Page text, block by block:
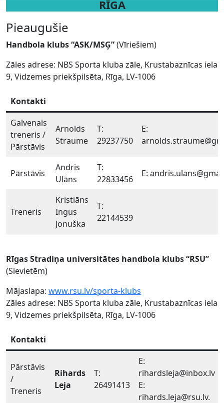
RĪGA
Pieaugušie
Handbola klubs “ASK/MSĢ”(Vīriešiem)
Zāles adrese: NBS Sporta kluba zāle, Krustabaznīcas iela
9, Vidzemes priekšpilsēta, Rīga, LV-1006
Kontakti
Galvenais
treneris /
Pārstāvis
Arnolds
Straume
T:
29237750
E:
Pārstāvis
Andris
Ulāns
T:
22833456
E:
Treneris
Kristiāns
Ingus
Jonuška
T:
22144539
Rīgas Stradiņa universitātes handbola klubs “RSU”
(Sievietēm)
Mājaslapa: www.rsu.lv/sporta-klubs
Zāles adrese: NBS Sporta kluba zāle, Krustabaznīcas iela
9, Vidzemes priekšpilsēta, Rīga, LV-1006
Kontakti
Pārstāvis
/
Treneris
Rihards
Leja
T:
26491413
E:
rihardsleja@inbox.lv
E:
rihards.leja@rsu.lv.